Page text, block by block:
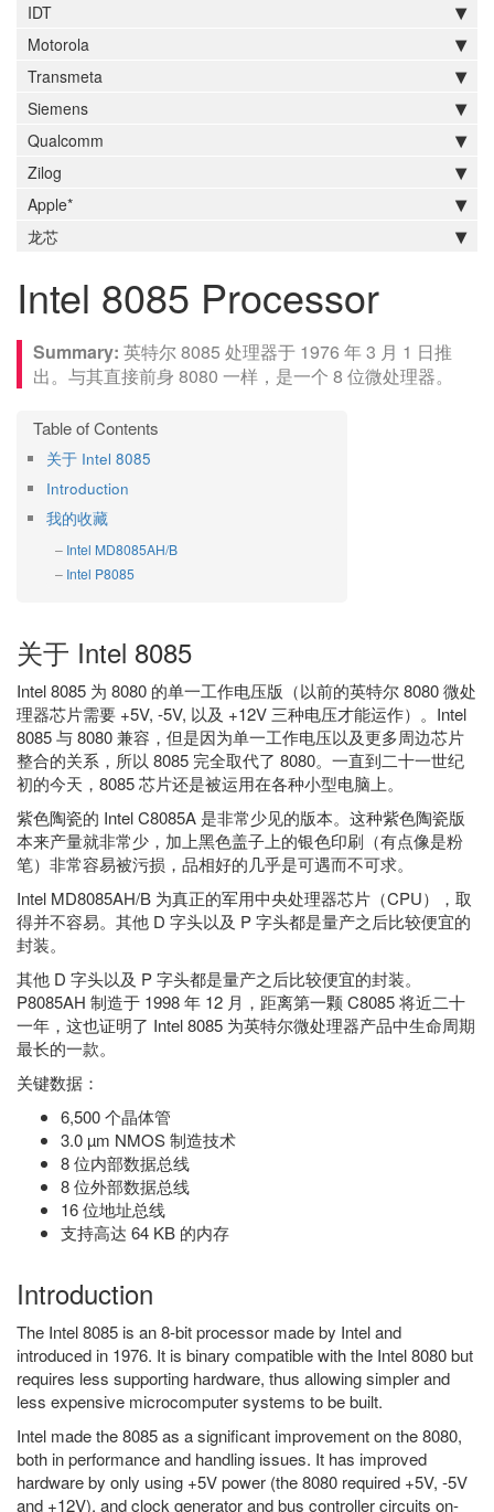
IDT
Motorola
Transmeta
Siemens
Qualcomm
Zilog
Apple*
龙芯
Intel 8085 Processor
英特尔 8085 处理器于 1976 年 3 月 1 日推
出。与其直接前身 8080 一样，是一个 8 位微处理器。
关于 Intel 8085
Introduction
我的收藏
Intel MD8085AH/B
Intel P8085
关于 Intel 8085
Intel 8085 为 8080 的单一工作电压版（以前的英特尔 8080 微处
理器芯片需要 +5V, -5V, 以及 +12V 三种电压才能运作）。Intel
8085 与 8080 兼容，但是因为单一工作电压以及更多周边芯片
整合的关系，所以 8085 完全取代了 8080。一直到二十一世纪
初的今天，8085 芯片还是被运用在各种小型电脑上。
紫色陶瓷的 Intel C8085A 是非常少见的版本。这种紫色陶瓷版
本来产量就非常少，加上黑色盖子上的银色印刷（有点像是粉
笔）非常容易被污损，品相好的几乎是可遇而不可求。
Intel MD8085AH/B 为真正的军用中央处理器芯片（CPU），取
得并不容易。其他 D 字头以及 P 字头都是量产之后比较便宜的
封装。
其他 D 字头以及 P 字头都是量产之后比较便宜的封装。
P8085AH 制造于 1998 年 12 月，距离第一颗 C8085 将近二十
一年，这也证明了 Intel 8085 为英特尔微处理器产品中生命周期
最长的一款。
关键数据：
6,500 个晶体管
3.0 µm NMOS 制造技术
8 位内部数据总线
8 位外部数据总线
16 位地址总线
支持高达 64 KB 的内存
Introduction
The Intel 8085 is an 8-bit processor made by Intel and
introduced in 1976. It is binary compatible with the Intel 8080 but
requires less supporting hardware, thus allowing simpler and
less expensive microcomputer systems to be built.
Intel made the 8085 as a significant improvement on the 8080,
both in performance and handling issues. It has improved
hardware by only using +5V power (the 8080 required +5V, -5V
and +12V), and clock generator and bus controller circuits on-